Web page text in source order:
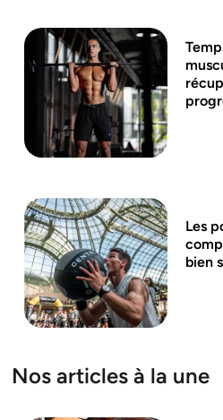
Les
bien
Nos articles à la une